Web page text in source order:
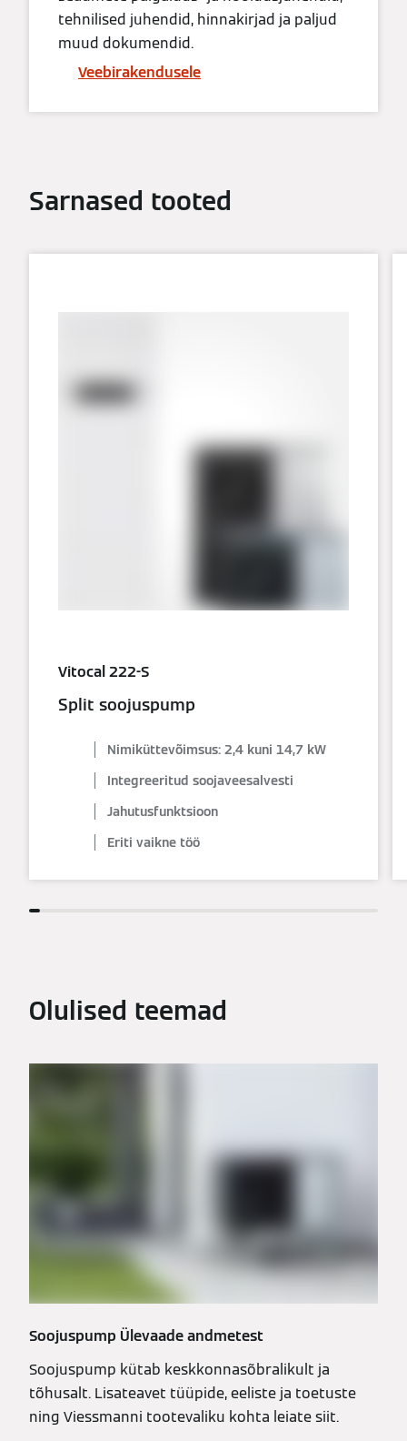
tehnilised juhendid, hinnakirjad ja paljud
muud dokumendid.
Veebirakendusele
Sarnased tooted
Vitocal 222-S
Split soojuspump
Nimiküttevõimsus: 2,4 kuni 14,7 kW
Integreeritud soojaveesalvesti
Jahutusfunktsioon
Eriti vaikne töö
Olulised teemad
Soojuspump Ülevaade andmetest
Soojuspump kütab keskkonnasõbralikult ja
tõhusalt. Lisateavet tüüpide, eeliste ja toetuste
ning Viessmanni tootevaliku kohta leiate siit.